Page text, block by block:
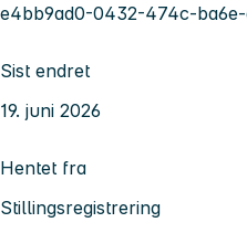
e4bb9ad0-0432-474c-
Sist endret
19. juni 2026
Hentet fra
Stillingsregistrering